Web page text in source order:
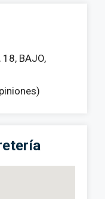
18, BAJO,